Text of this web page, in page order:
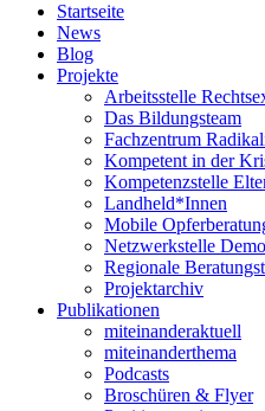
Startseite
News
Blog
Projekte
Arbeitsstelle
Das Bildungsteam
Fachzentrum
Kompetent in der
Kompetenzstelle
Landheld*Innen
Mobile
Netzwerkstelle
Regionale
Projektarchiv
Publikationen
miteinanderaktuell
miteinanderthema
Podcasts
Broschüren & Flyer